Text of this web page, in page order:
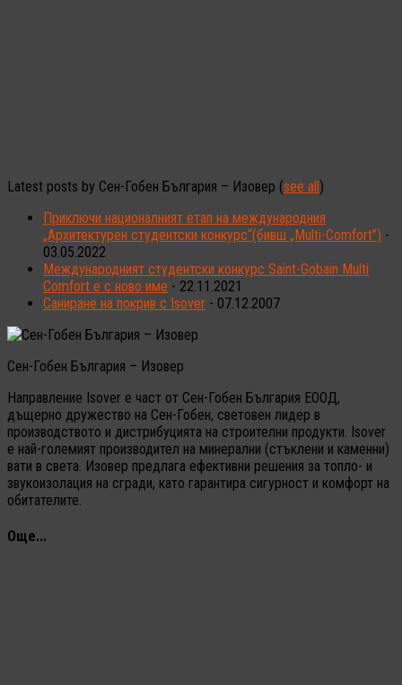
Latest posts by Сен-Гобен България – Изовер (see all)
Приключи националният етап на международния
„Архитектурен студентски конкурс“(бивш „Multi-Comfort”) -
03.05.2022
Международният студентски конкурс Saint-Gobain Multi
Comfort е с ново име - 22.11.2021
Саниране на покрив с Isover - 07.12.2007
Сен-Гобен България – Изовер
Направление Isover е част от Сен-Гобен България ЕООД,
дъщерно дружество на Сен-Гобен, световен лидер в
производството и дистрибуцията на строителни продукти. Isover
е най-големият производител на минерални (стъклени и каменни)
вати в света. Изовер предлага ефективни решения за топло- и
звукоизолация на сгради, като гарантира сигурност и комфорт на
обитателите.
Още...